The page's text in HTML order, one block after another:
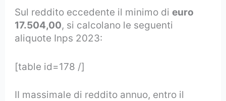
Sul reddito eccedente il minimo dieuro
17.504,00, si calcolano le seguenti
aliquote Inps 2023:
[table id=178 /]
II massimale di reddito annuo, entro il